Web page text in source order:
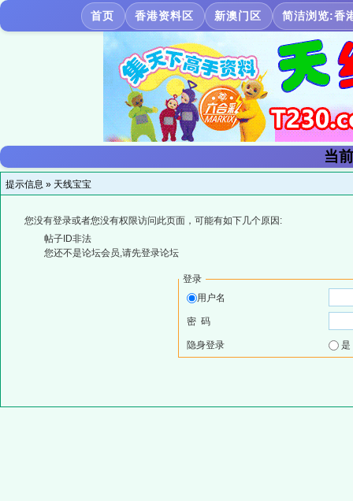
首页 香港资料区 新澳门区 简洁浏览:香
当
提示信息 » 天线宝宝
您没有登录或者您没有权限访问此页面，可能有如下几个原因:
帖子ID非法
您还不是论坛会员,请先登录论坛
登录
用户名
密 码
隐身登录